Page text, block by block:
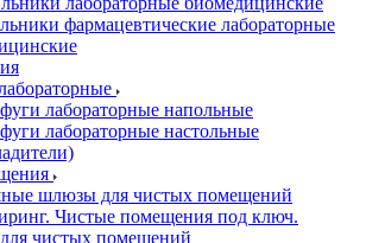
фармацевтические лабораторные
лабораторные напольные
лабораторные настольные
шлюзы для чистых помещений
Чистые помещения под ключ.
чистых помещений